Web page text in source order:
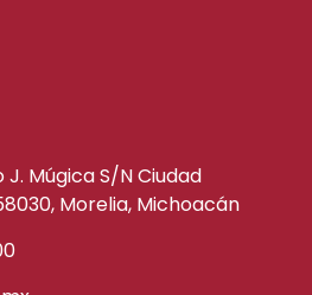
Múgica S/N Ciudad
Morelia, Michoacán